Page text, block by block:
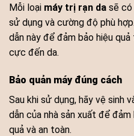
Mỗi loại máy trị rạn da sẽ có
sử dụng và cường độ phù
dẫn này để đảm bảo hiệu
cực đến da.
Bảo quản máy đúng cách
Sau khi sử dụng, hãy vệ sinh
dẫn của nhà sản xuất để
quả và an toàn.